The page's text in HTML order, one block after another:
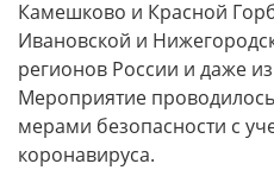
Камешково и Красной
Ивановской и
регионов России и даже
Мероприятие
мерами безопасности с
коронавируса.